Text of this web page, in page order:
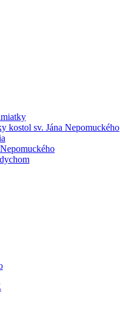
kostol sv. Jána Nepomuckého